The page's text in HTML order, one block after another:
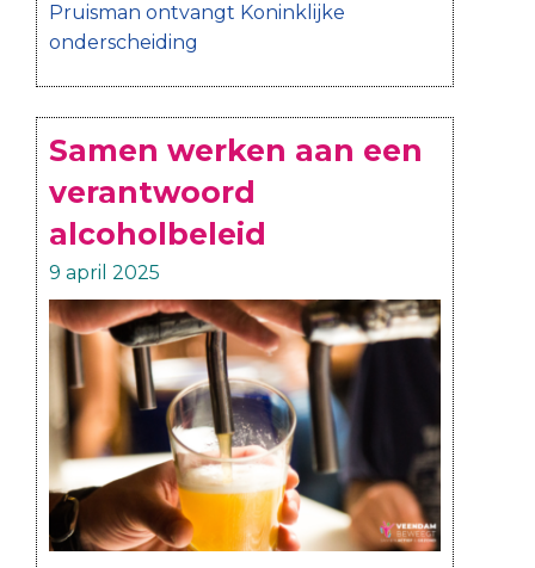
Pruisman ontvangt Koninklijke
onderscheiding
Samen werken aan een
verantwoord
alcoholbeleid
9 april 2025